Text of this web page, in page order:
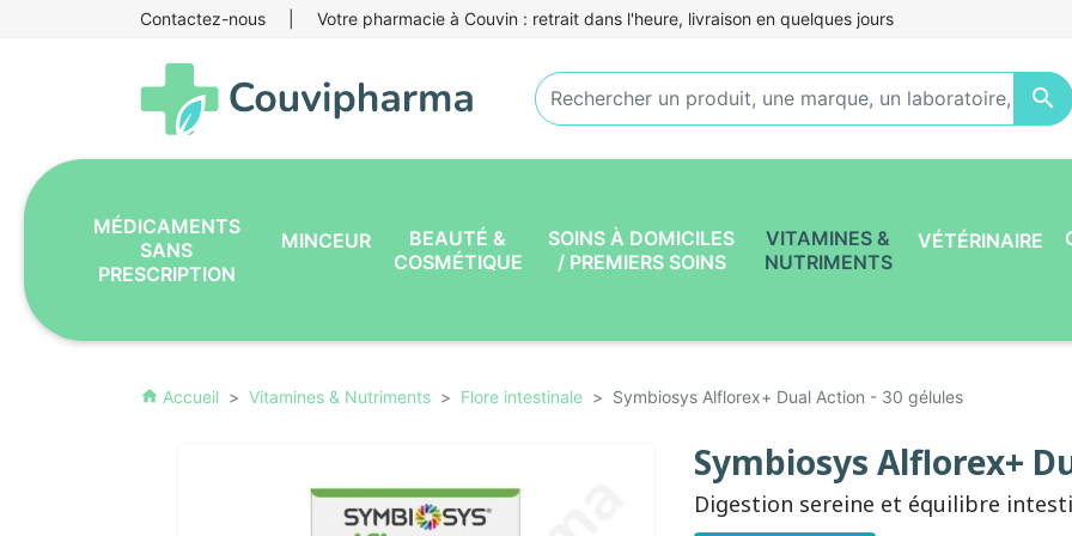
Contactez-nous Votre pharmacie à Couvin : retrait dans l'heure, livraison en quelques jours

MÉDICAMENTS
SANS
PRESCRIPTION
MINCEUR
BEAUTÉ &
COSMÉTIQUE
SOINS À DOMICILES
/ PREMIERS SOINS
VITAMINES &
NUTRIMENTS
VÉTÉRINAIRE
home Accueil Vitamines & Nutriments Flore intestinale Symbiosys Alflorex+ Dual Action - 30 gélules
Symbiosys Alflorex+
Digestion sereine et équilibre